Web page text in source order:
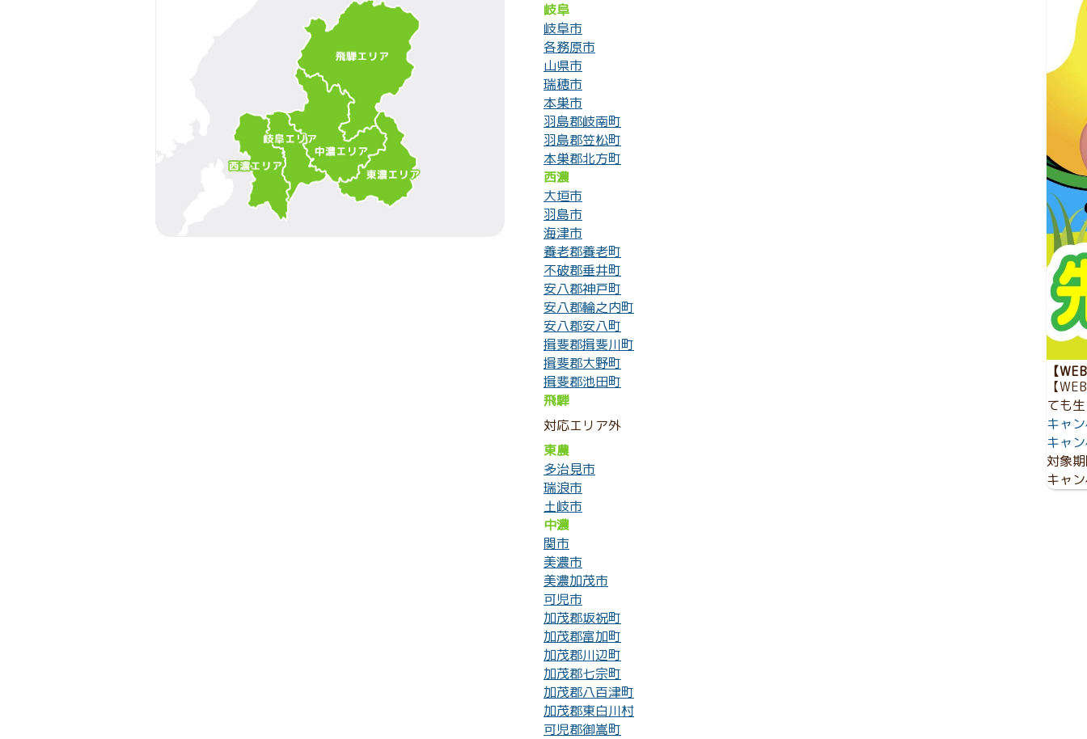
岐阜
岐阜市
各務原市
山県市
瑞穂市
本巣市
羽島郡岐南町
羽島郡笠松町
本巣郡北方町
西濃
大垣市
羽島市
海津市
養老郡養老町
不破郡垂井町
安八郡神戸町
安八郡輪之内町
安八郡安八町
揖斐郡揖斐川町
揖斐郡大野町
揖斐郡池田町
飛騨
対応エリア外
東農
多治見市
瑞浪市
土岐市
中濃
関市
美濃市
美濃加茂市
可児市
加茂郡坂祝町
加茂郡富加町
加茂郡川辺町
加茂郡七宗町
加茂郡八百津町
加茂郡東白川村
可児郡御嵩町
【
【
ても
キャ
キャ
対象
キャ